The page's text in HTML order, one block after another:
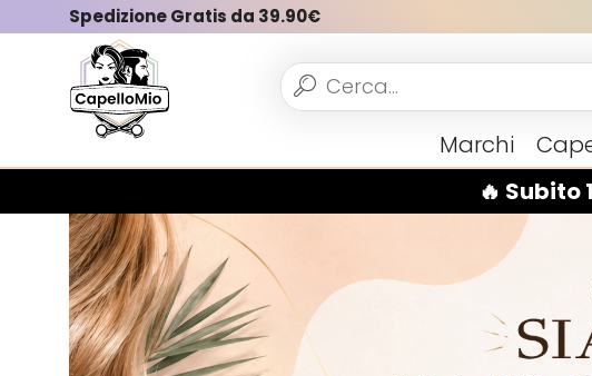
🔥
Spedizione Gratis da 39.90€
Vedi tutto Marchi